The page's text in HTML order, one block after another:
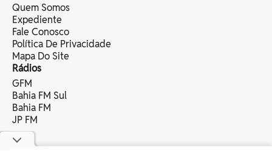
Quem Somos
Expediente
Fale Conosco
Política De Privacidade
Mapa Do Site
Rádios
GFM
Bahia FM Sul
Bahia FM
JP FM